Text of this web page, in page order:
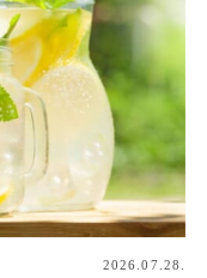
2026.07.28.